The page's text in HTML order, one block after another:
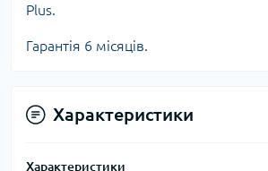
Plus.
Гарантія 6 місяців.
Характеристики
Характеристики